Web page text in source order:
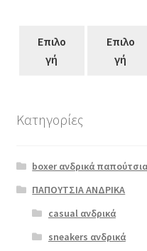
Επιλο
γή
Επιλο
γή
commancher
o 91613 μπλε
προϊόν
έχει
πολλαπλές
Κατηγορίες
boxer ανδρικά
ΠΑΠΟΥΤΣΙΑ ΑΝΔΡΙΚΑ
casual ανδρικά
sneakers ανδρικά